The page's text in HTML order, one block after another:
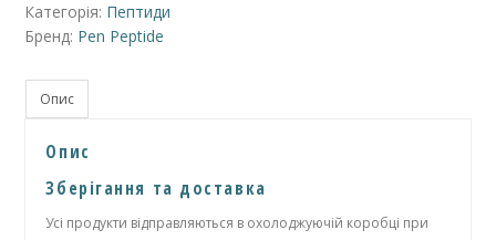
Категорія: Пептиди
Бренд: Pen Peptide
Опис
Опис
Зберігання та доставка
Усі продукти відправляються в охолоджуючій коробці при